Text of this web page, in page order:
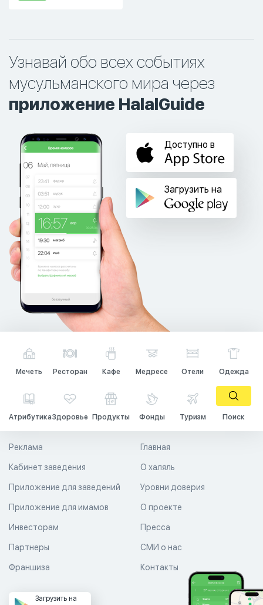
Узнавай обо всех событиях
мусульманского мира через
приложение HalalGuide
Доступно в
Загрузить на
Мечеть Ресторан Кафе Медресе Отели Одежда
АтрибутикаЗдоровье Продукты Фонды Туризм Поиск
Главная
О халяль
Уровни доверия
Реклама
Кабинет заведения
Приложение для заведений
Приложение для имамов О проекте
Пресса
СМИ о нас
Контакты
Инвесторам
Партнеры
Франшиза
Загрузить на